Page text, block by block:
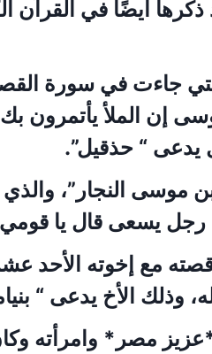
أيضًا في القرآن
جاءت في سورة
إن الملأ يأتمرون
يدعى “ حذقيل”.
موسى النجار”،
يسعى قال يا قومي
مع إخوته الأحد
وذلك الأخ يدعى “
*عزيز مصر* وامرأته